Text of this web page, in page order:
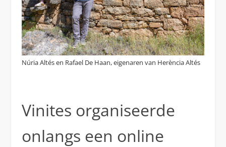
Núria Altés en Rafael De Haan, eigenaren van Herència Altés
Vinites organiseerde
onlangs een online